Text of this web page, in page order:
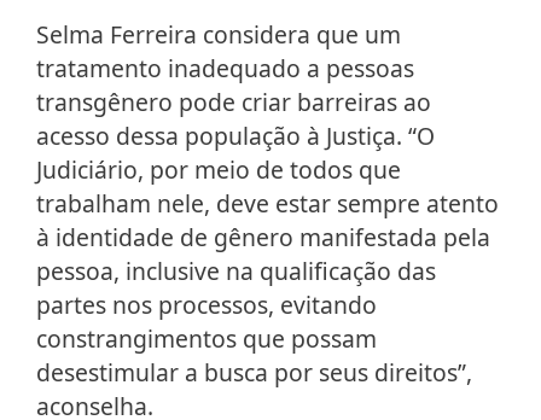
Selma Ferreira considera que um
tratamento inadequado a pessoas
transgênero pode criar barreiras ao
acesso dessa população à Justiça. “O
Judiciário, por meio de todos que
trabalham nele, deve estar sempre atento
à identidade de gênero manifestada pela
pessoa, inclusive na qualificação das
partes nos processos, evitando
constrangimentos que possam
desestimular a busca por seus direitos”,
aconselha.